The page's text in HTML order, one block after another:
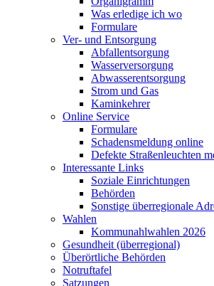
Was erledige ich wo
Formulare
Ver- und Entsorgung
Abfallentsorgung
Wasserversorgung
Abwasserentsorgung
Strom und Gas
Kaminkehrer
Online Service
Formulare
Schadensmeldung online
Defekte Straßenleuchten
Interessante Links
Soziale Einrichtungen
Behörden
Sonstige überregionale
Wahlen
Kommunahlwahlen 2026
Gesundheit (überregional)
Überörtliche Behörden
Notruftafel
Satzungen